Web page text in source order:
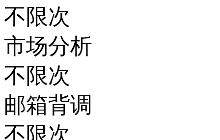
不限次
市场分析
不限次
邮箱背调
不限次